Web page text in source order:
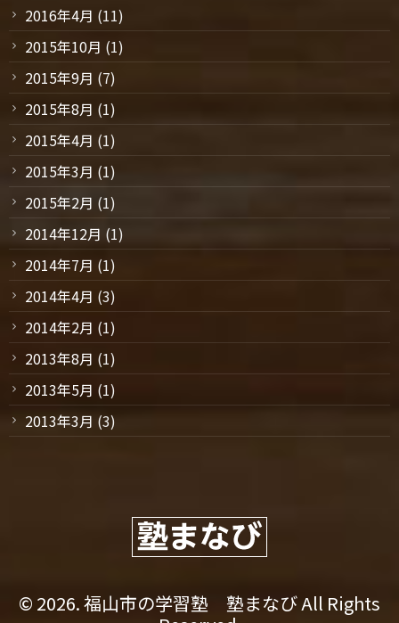
2016年4月 (11)
2015年10月 (1)
2015年9月 (7)
2015年8月 (1)
2015年4月 (1)
2015年3月 (1)
2015年2月 (1)
2014年12月 (1)
2014年7月 (1)
2014年4月 (3)
2014年2月 (1)
2013年8月 (1)
2013年5月 (1)
2013年3月 (3)
© 2026. 福山市の学習塾 塾まなび All Rights